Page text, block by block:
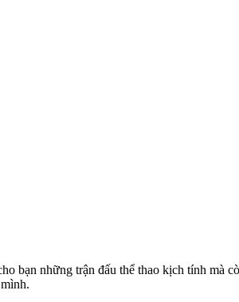
bạn những trận đấu thể thao kịch tính mà